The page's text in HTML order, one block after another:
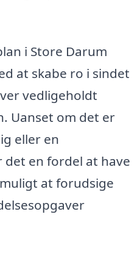
i Store Darum
at skabe ro i sindet
vedligeholdt
Uanset om det er
eller en
en fordel at have
at forudsige